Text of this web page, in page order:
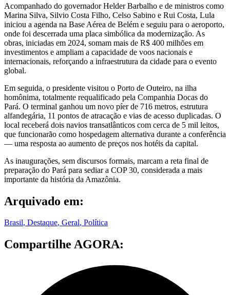
Acompanhado do governador Helder Barbalho e de ministros como
Marina Silva, Silvio Costa Filho, Celso Sabino e Rui Costa, Lula
iniciou a agenda na Base Aérea de Belém e seguiu para o aeroporto,
onde foi descerrada uma placa simbólica da modernização. As
obras, iniciadas em 2024, somam mais de R$ 400 milhões em
investimentos e ampliam a capacidade de voos nacionais e
internacionais, reforçando a infraestrutura da cidade para o evento
global.
Em seguida, o presidente visitou o Porto de Outeiro, na ilha
homônima, totalmente requalificado pela Companhia Docas do
Pará. O terminal ganhou um novo píer de 716 metros, estrutura
alfandegária, 11 pontos de atracação e vias de acesso duplicadas. O
local receberá dois navios transatlânticos com cerca de 5 mil leitos,
que funcionarão como hospedagem alternativa durante a conferência
— uma resposta ao aumento de preços nos hotéis da capital.
As inaugurações, sem discursos formais, marcam a reta final de
preparação do Pará para sediar a COP 30, considerada a mais
importante da história da Amazônia.
Arquivado em:
Brasil, Destaque, Geral, Política
Compartilhe AGORA: